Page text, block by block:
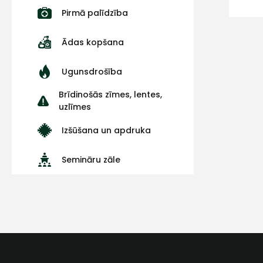
Pirmā palīdzība
Ādas kopšana
Ugunsdrošība
Brīdinošās zīmes, lentes,
uzlīmes
Izšūšana un apdruka
Semināru zāle